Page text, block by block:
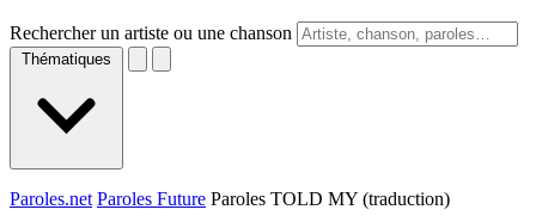
Rechercher un artiste ou une chanson
Thématiques
Paroles.net Paroles Future Paroles TOLD MY (traduction)